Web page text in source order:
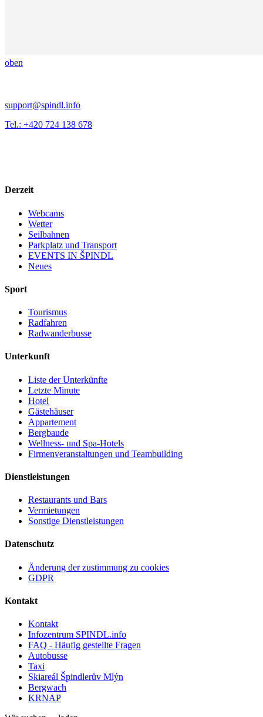
oben
support@spindl.info
Tel.: +420 724 138 678
Derzeit
Webcams
Wetter
Seilbahnen
Parkplatz und Transport
EVENTS IN ŠPINDL
Neues
Sport
Tourismus
Radfahren
Radwanderbusse
Unterkunft
Liste der Unterkünfte
Letzte Minute
Hotel
Gästehäuser
Appartement
Bergbaude
Wellness- und Spa-Hotels
Firmenveranstaltungen und Teambuilding
Dienstleistungen
Restaurants und Bars
Vermietungen
Sonstige Dienstleistungen
Datenschutz
Änderung der zustimmung zu cookies
GDPR
Kontakt
Kontakt
Infozentrum SPINDL.info
FAQ - Häufig gestellte Fragen
Autobusse
Taxi
Skiareál Špindlerův Mlýn
Bergwach
KRNAP